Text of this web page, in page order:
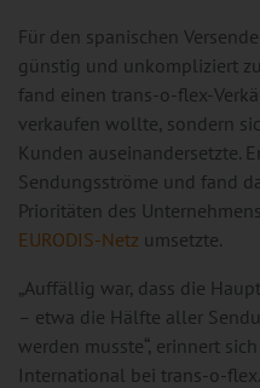
Für den spanischen
günstig und unkompliziert
fand einen trans-o-flex-
verkaufen wollte, sondern
Kunden auseinandersetzte.
Sendungsströme und fand
Prioritäten des
EURODIS-Netz umsetzte.
„Auffällig war, dass die
– etwa die Hälfte aller
werden musste“, erinnert
International bei trans-o-